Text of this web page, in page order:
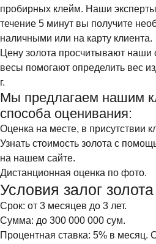
пробирных клейм. Наши
течениe 5 минут вы получите
наличными или на карту клиента.
Цену золота просчитывают
весы помогают определить вес
г.
Мы предлагаем нашим
способа оценивания:
Оценка на месте, в присутствии
Узнать стоимость золота с
на нашем сайте.
Дистанционная оценка по фото.
Условия залог
Срок: от 3 месяцев до 3 лет.
Сумма: до 300 000 000 сум.
Процентная ставка: 5% в месяц.